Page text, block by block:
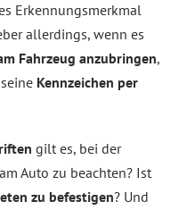
Erkennungsmerkmal
allerdings, wenn es
Fahrzeug anzubringen,
Kennzeichen per
gilt es, bei der
Auto zu beachten? Ist
zu befestigen? Und